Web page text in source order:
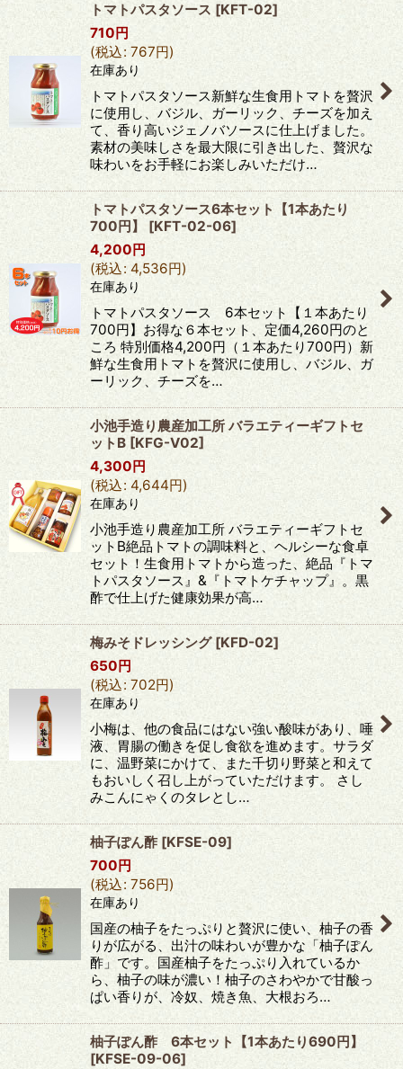
トマトパスタソース [KFT-02]
710円
(税込: 767円)
在庫あり
トマトパスタソース新鮮な生食用トマトを贅沢
に使用し、バジル、ガーリック、チーズを加え
て、香り高いジェノバソースに仕上げました。
素材の美味しさを最大限に引き出した、贅沢な
味わいをお手軽にお楽しみいただけ…
トマトパスタソース6本セット【1本あたり
700円】
[KFT-02-06]
4,200円
(税込: 4,536円)
在庫あり
トマトパスタソース 6本セット【１本あたり
700円】お得な６本セット、定価4,260円のと
ころ 特別価格4,200円（１本あたり700円）新
鮮な生食用トマトを贅沢に使用し、バジル、ガ
ーリック、チーズを…
小池手造り農産加工所 バラエティーギフトセ
ットB [KFG-V02]
4,300円
(税込: 4,644円)
在庫あり
小池手造り農産加工所 バラエティーギフトセ
ットB絶品トマトの調味料と、ヘルシーな食卓
セット！生食用トマトから造った、絶品『トマ
トパスタソース』&『トマトケチャップ』。黒
酢で仕上げた健康効果が高…
梅みそドレッシング [KFD-02]
650円
(税込: 702円)
在庫あり
小梅は、他の食品にはない強い酸味があり、唾
液、胃腸の働きを促し食欲を進めます。サラダ
に、温野菜にかけて、また千切り野菜と和えて
もおいしく召し上がっていただけます。 さし
みこんにゃくのタレとし…
柚子ぽん酢 [KFSE-09]
700円
(税込: 756円)
在庫あり
国産の柚子をたっぷりと贅沢に使い、柚子の香
りが広がる、出汁の味わいが豊かな「柚子ぽん
酢」です。国産柚子をたっぷり入れているか
ら、柚子の味が濃い！柚子のさわやかで甘酸っ
ぱい香りが、冷奴、焼き魚、大根おろ…
柚子ぽん酢 6本セット【1本あたり690円】
[KFSE-09-06]